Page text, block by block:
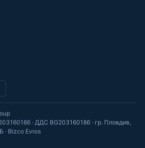
· ДДС BG203160186 · гр. Пловдив,
· Bizco Evros